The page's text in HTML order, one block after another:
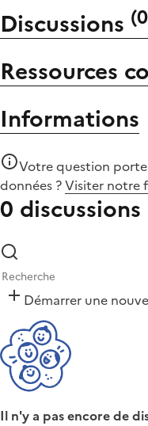
Discussions (0
Ressources
Informations
Votre question
données ?Visiter notre
0 discussions
Démarrer une
Il n'y a pas encore de